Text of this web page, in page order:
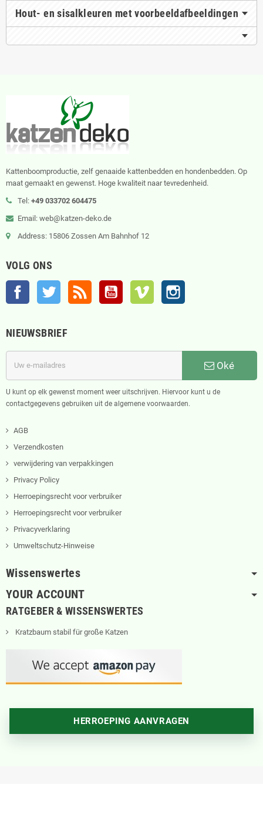
Hout- en sisalkleuren met voorbeeldafbeeldingen
Kattenboomproductie, zelf genaaide kattenbedden en hondenbedden. Op
maat gemaakt en gewenst. Hoge kwaliteit naar tevredenheid.
Tel: +49 033702 604475
Email: web@katzen-deko.de
Address: 15806 Zossen Am Bahnhof 12
VOLG ONS
Facebook Twitter RSS YouTube Vimeo
NIEUWSBRIEF
Oké
U kunt op elk gewenst moment weer uitschrijven. Hiervoor kunt u de
contactgegevens gebruiken uit de algemene voorwaarden.
AGB
Verzendkosten
verwijdering van verpakkingen
Privacy Policy
Herroepingsrecht voor verbruiker
Herroepingsrecht voor verbruiker
Privacyverklaring
Umweltschutz-Hinweise
Wissenswertes
YOUR ACCOUNT
RATGEBER & WISSENSWERTES
Kratzbaum stabil für große Katzen
HERROEPING AANVRAGEN